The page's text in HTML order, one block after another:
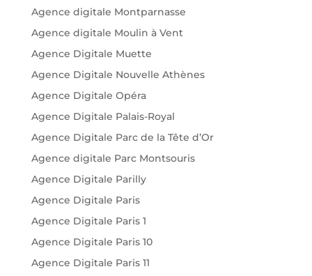
Agence digitale Montparnasse
Agence digitale Moulin à Vent
Agence Digitale Muette
Agence Digitale Nouvelle Athènes
Agence Digitale Opéra
Agence Digitale Palais-Royal
Agence Digitale Parc de la Tête d’Or
Agence digitale Parc Montsouris
Agence Digitale Parilly
Agence Digitale Paris
Agence Digitale Paris 1
Agence Digitale Paris 10
Agence Digitale Paris 11